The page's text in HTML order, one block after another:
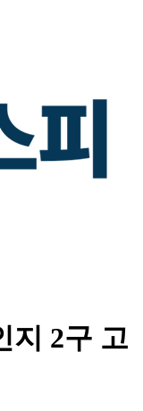
지 2구 고